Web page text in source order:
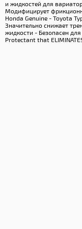
и жидкостей для
Модифицирует
Honda Genuine - Toyota
Значительно снижает
жидкости - Безопасен
Protectant that ELIMINATES